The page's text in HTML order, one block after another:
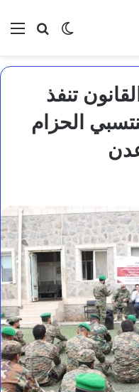
بحثالوضع
تنفذ
الحزام